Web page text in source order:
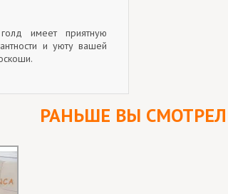
имеет приятную
и уюту вашей
РАНЬШЕ ВЫ